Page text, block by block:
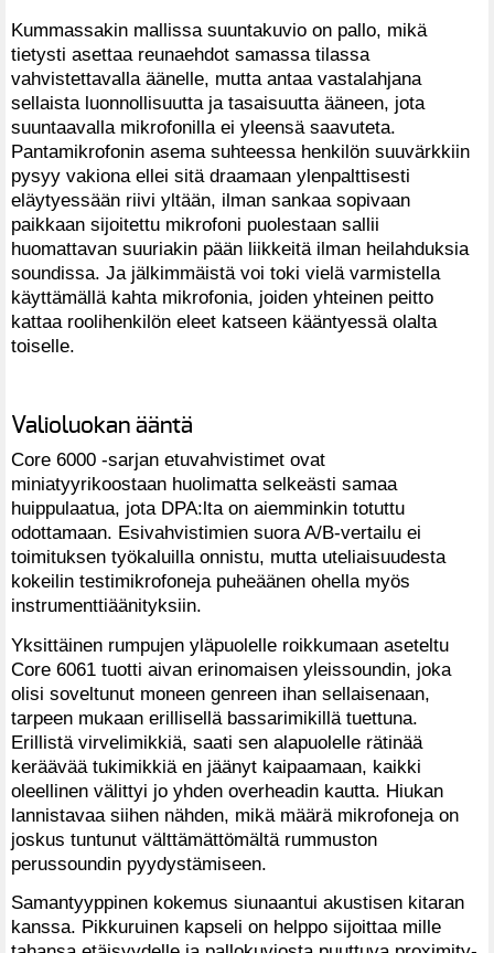
Kummassakin mallissa suuntakuvio on pallo, mikä
tietysti asettaa reunaehdot samassa tilassa
vahvistettavalla äänelle, mutta antaa vastalahjana
sellaista luonnollisuutta ja tasaisuutta ääneen, jota
suuntaavalla mikrofonilla ei yleensä saavuteta.
Pantamikrofonin asema suhteessa henkilön suuvärkkiin
pysyy vakiona ellei sitä draamaan ylenpalttisesti
eläytyessään riivi yltään, ilman sankaa sopivaan
paikkaan sijoitettu mikrofoni puolestaan sallii
huomattavan suuriakin pään liikkeitä ilman heilahduksia
soundissa. Ja jälkimmäistä voi toki vielä varmistella
käyttämällä kahta mikrofonia, joiden yhteinen peitto
kattaa roolihenkilön eleet katseen kääntyessä olalta
toiselle.
Valioluokan ääntä
Core 6000 -sarjan etuvahvistimet ovat
miniatyyrikoostaan huolimatta selkeästi samaa
huippulaatua, jota DPA:lta on aiemminkin totuttu
odottamaan. Esivahvistimien suora A/B-vertailu ei
toimituksen työkaluilla onnistu, mutta uteliaisuudesta
kokeilin testimikrofoneja puheäänen ohella myös
instrumenttiäänityksiin.
Yksittäinen rumpujen yläpuolelle roikkumaan aseteltu
Core 6061 tuotti aivan erinomaisen yleissoundin, joka
olisi soveltunut moneen genreen ihan sellaisenaan,
tarpeen mukaan erillisellä bassarimikillä tuettuna.
Erillistä virvelimikkiä, saati sen alapuolelle rätinää
keräävää tukimikkiä en jäänyt kaipaamaan, kaikki
oleellinen välittyi jo yhden overheadin kautta. Hiukan
lannistavaa siihen nähden, mikä määrä mikrofoneja on
joskus tuntunut välttämättömältä rummuston
perussoundin pyydystämiseen.
Samantyyppinen kokemus siunaantui akustisen kitaran
kanssa. Pikkuruinen kapseli on helppo sijoittaa mille